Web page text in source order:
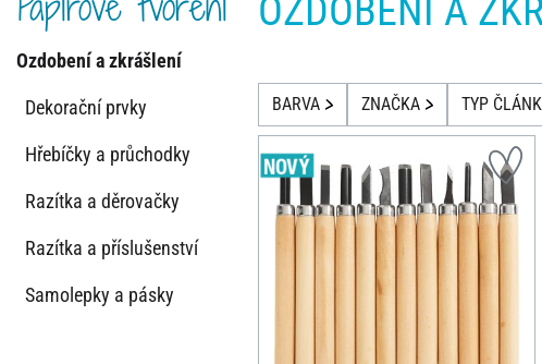
Ozdobení a zkrášlení
Dekorační prvky
Hřebíčky a průchodky
Razítka a děrovačky
Razítka a příslušenství
Samolepky a pásky
OZDOBENÍ A
BARVA ZNAČKA TYP